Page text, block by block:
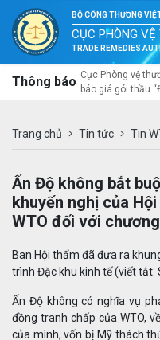
BỘ CÔNG THƯƠNG
CỤC PHÒNG
TRADE REMEDIES
Thông báo
mời thầu
nhân trong
bộ ngành,
tham gia
hệ mới”
Cục Phòng vệ
báo giá gói thầu
doanh nghiệp sản
Trang chủ Tin tức Tin
Ấn Độ không bắt
khuyến nghị của
WTO đối với
Ban Hội thẩm đã đưa ra
trình Đặc khu kinh tế (viết tắt:
Ấn Độ không có nghĩa vụ
đồng tranh chấp của WTO,
của mình, vốn bị Mỹ thách